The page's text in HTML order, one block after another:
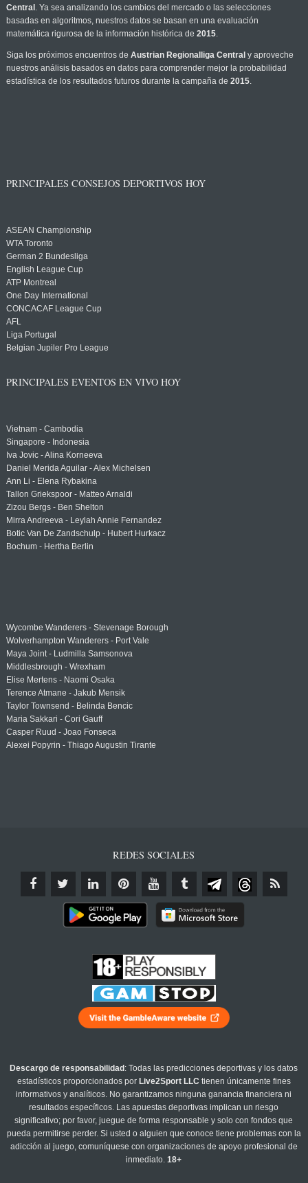
Central . Ya sea analizando los cambios del mercado o las selecciones
basadas en algoritmos, nuestros datos se basan en una evaluación
matemática rigurosa de la información histórica de 2015.
Siga los próximos encuentros de Austrian Regionalliga Central y aproveche
nuestros análisis basados en datos para comprender mejor la probabilidad
estadística de los resultados futuros durante la campaña de 2015.
PRINCIPALES CONSEJOS DEPORTIVOS HOY
ASEAN Championship
WTA Toronto
German 2 Bundesliga
English League Cup
ATP Montreal
One Day International
CONCACAF League Cup
AFL
Liga Portugal
Belgian Jupiler Pro League
PRINCIPALES EVENTOS EN VIVO HOY
Vietnam - Cambodia
Singapore - Indonesia
Iva Jovic - Alina Korneeva
Daniel Merida Aguilar - Alex Michelsen
Ann Li - Elena Rybakina
Tallon Griekspoor - Matteo Arnaldi
Zizou Bergs - Ben Shelton
Mirra Andreeva - Leylah Annie Fernandez
Botic Van De Zandschulp - Hubert Hurkacz
Bochum - Hertha Berlin
Wycombe Wanderers - Stevenage Borough
Wolverhampton Wanderers - Port Vale
Maya Joint - Ludmilla Samsonova
Middlesbrough - Wrexham
Elise Mertens - Naomi Osaka
Terence Atmane - Jakub Mensik
Taylor Townsend - Belinda Bencic
Maria Sakkari - Cori Gauff
Casper Ruud - Joao Fonseca
Alexei Popyrin - Thiago Augustin Tirante
REDES SOCIALES
Descargo de responsabilidad : Todas las predicciones deportivas y los datos
estadísticos proporcionados por Live2Sport LLC tienen únicamente fines
informativos y analíticos. No garantizamos ninguna ganancia financiera ni
resultados específicos. Las apuestas deportivas implican un riesgo
significativo; por favor, juegue de forma responsable y solo con fondos que
pueda permitirse perder. Si usted o alguien que conoce tiene problemas con la
adicción al juego, comuníquese con organizaciones de apoyo profesional de
inmediato.18+